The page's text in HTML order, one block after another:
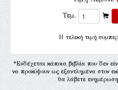
Τεμ.
H τελική τιμή
*Ενδέχεται κάποια βιβλία που δεν
να προκύψουν ως εξαντλημένα στον
θα λάβετε